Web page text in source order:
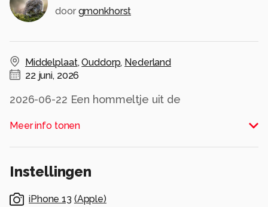
door gmonkhorst
Middelplaat,Ouddorp, Nederland
22 juni, 2026
2026-06-22 Een hommeltje uit de
Meer info tonen
Instellingen
iPhone 13 (Apple)